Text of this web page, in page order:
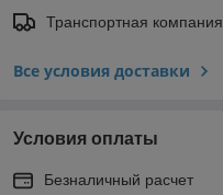
Транспортная компания
Все условия доставки
Условия оплаты
Безналичный расчет